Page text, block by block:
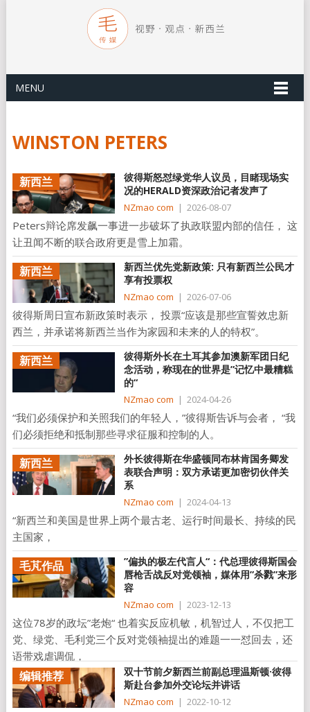
MENU
WINSTON PETERS
新西兰
彼得斯怒怼绿党华人议员，目睹现场实
况的HERALD资深政治记者发声了
NZmao com | 2026-08-07
Peters辩论席发飙一事进一步破坏了执政联盟内部的信任， 这
让丑闻不断的联合政府更是雪上加霜。
新西兰
新西兰优先党新政策: 只有新西兰公民才
享有投票权
NZmao com | 2026-07-06
彼得斯周日宣布新政策时表示， 投票“应该是那些宣誓效忠新
西兰，并承诺将新西兰当作为家园和未来的人的特权”。
新西兰
彼得斯外长在土耳其参加澳新军团日纪
念活动，称现在的世界是”记忆中最糟糕
的“
NZmao com | 2024-04-26
“我们必须保护和关照我们的年轻人，”彼得斯告诉与会者， “我
们必须拒绝和抵制那些寻求征服和控制的人。
新西兰
外长彼得斯在华盛顿同布林肯国务卿发
表联合声明：双方承诺更加密切伙伴关
系
NZmao com | 2024-04-13
“新西兰和美国是世界上两个最古老、运行时间最长、持续的民
主国家，
毛芃作品
”偏执的极左代言人“：代总理彼得斯国会
唇枪舌战反对党领袖，媒体用”杀戮”来形
容
NZmao com | 2023-12-13
这位78岁的政坛”老炮“ 也着实反应机敏，机智过人，不仅把工
党、绿党、毛利党三个反对党领袖提出的难题一一怼回去，还
语带戏虐调侃，
编辑推荐
双十节前夕新西兰前副总理温斯顿·彼得
斯赴台参加外交论坛并讲话
NZmao com | 2022-10-12